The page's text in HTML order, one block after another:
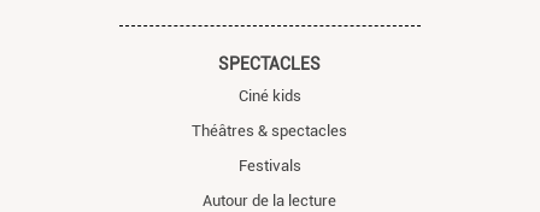
SPECTACLES
Ciné kids
Théâtres & spectacles
Festivals
Autour de la lecture